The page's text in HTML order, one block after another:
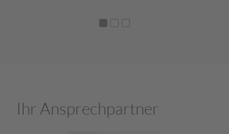
Ihr Ansprechpartner